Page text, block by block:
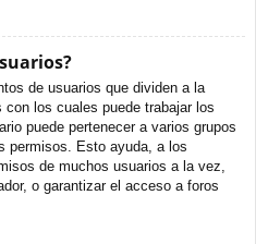
de usuarios que dividen a la
los cuales puede trabajar los
puede pertenecer a varios grupos
permisos. Esto ayuda, a los
de muchos usuarios a la vez,
o garantizar el acceso a foros